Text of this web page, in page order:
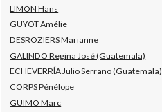
LIMON Hans
GUYOT Amélie
DESROZIERS Marianne
GALINDO Regina José (Guatemala)
ECHEVERRÍA Julio Serrano (Guatemala)
CORPS Pénélope
GUIMO Marc